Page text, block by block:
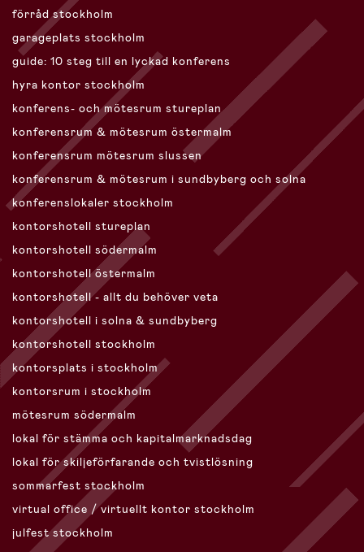
förråd stockholm
garageplats stockholm
guide: 10 steg till en lyckad konferens
hyra kontor stockholm
konferens- och mötesrum stureplan
konferensrum & mötesrum östermalm
konferensrum mötesrum slussen
konferensrum & mötesrum i sundbyberg och solna
konferenslokaler stockholm
kontorshotell stureplan
kontorshotell södermalm
kontorshotell östermalm
kontorshotell - allt du behöver veta
kontorshotell i solna & sundbyberg
kontorshotell stockholm
kontorsplats i stockholm
kontorsrum i stockholm
mötesrum södermalm
lokal för stämma och kapitalmarknadsdag
lokal för skiljeförfarande och tvistlösning
sommarfest stockholm
virtual office / virtuellt kontor stockholm
julfest stockholm